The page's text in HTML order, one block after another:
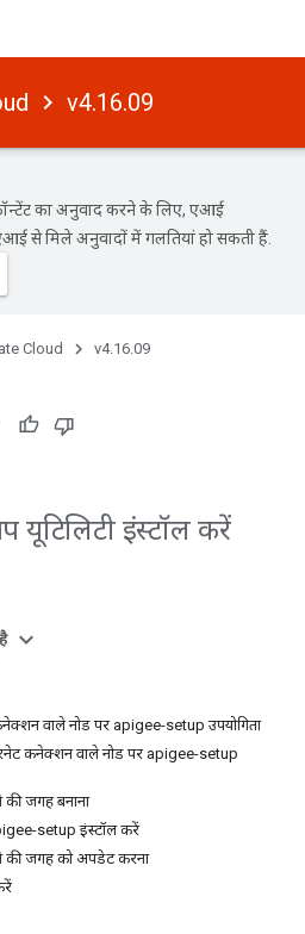
v4.16.09
का अनुवाद करने के लिए, एआई
से मिले अनुवादों में गलतियां हो सकती हैं.
Cloud
v4.16.09
यूटिलिटी इंस्टॉल करें
वाले नोड पर apigee-setup उपयोगिता
कनेक्शन वाले नोड पर apigee-setup
की जगह बनाना
setup इंस्टॉल करें
की जगह को अपडेट करना